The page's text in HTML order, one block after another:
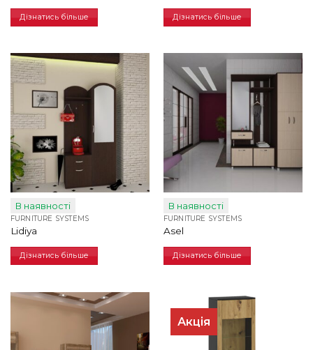
Дізнатись більше Дізнатись більше
В наявності
FURNITURE SYSTEMS
Lidiya
Дізнатись більше
В наявності
FURNITURE SYSTEMS
Asel
Дізнатись більше
Акція